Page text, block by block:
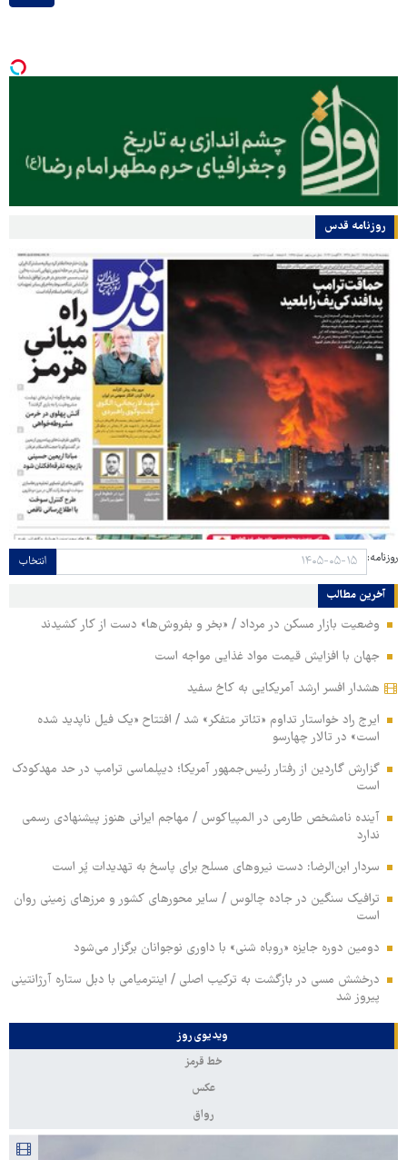
روزنامه قدس
روزنامه: انتخاب
آخرین مطالب
وضعیت بازار مسکن در مرداد / «بخر و بفروش‌ها» دست از کار کشیدند
جهان با افزایش قیمت مواد غذایی مواجه است
هشدار افسر ارشد آمریکایی به کاخ سفید
ایرج راد خواستار تداوم «تئاتر متفکر» شد / افتتاح «یک فیل ناپدید شده
است» در تالار چهارسو
گزارش گاردین از رفتار رئیس‌جمهور آمریکا؛ دیپلماسی ترامپ در حد مهدکودک
است
آینده نامشخص طارمی در المپیاکوس / مهاجم ایرانی هنوز پیشنهادی رسمی
ندارد
سردار ابن‌الرضا: دست نیروهای مسلح برای پاسخ به تهدیدات پُر است
ترافیک سنگین در جاده چالوس / سایر محورهای کشور و مرزهای زمینی روان
است
دومین دوره جایزه «روباه شنی» با داوری نوجوانان برگزار می‌شود
درخشش مسی در بازگشت به ترکیب اصلی / اینترمیامی با دبل ستاره آرژانتینی
پیروز شد
ویدیوی روز
خط قرمز
عکس
رواق